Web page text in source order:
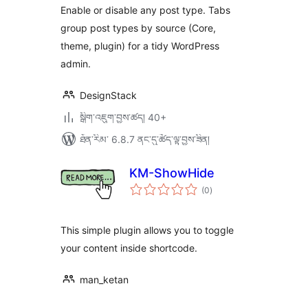
ཚང་།
Enable or disable any post type. Tabs
group post types by source (Core,
theme, plugin) for a tidy WordPress
admin.
DesignStack
སྒྲིག་འཇུག་བྱས་ཚད། 40+
ཐོན་རིམ་ 6.8.7 ནང་དུ་ཚོད་ལྟ་བྱས་ཟིན།
KM-ShowHide
(0གདེང་
འཇོག་
)
This simple plugin allows you to toggle
your content inside shortcode.
man_ketan